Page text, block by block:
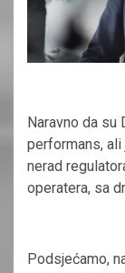
Naravno da
performans,
nerad
operatera, sa
Podsjećamo,